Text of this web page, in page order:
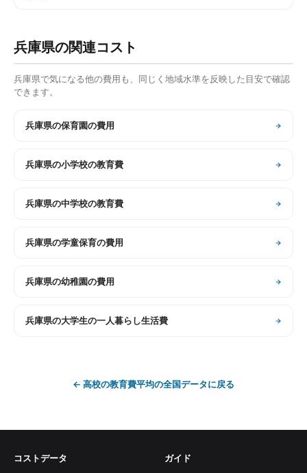
兵庫県の関連コスト
兵庫県で気になる他の費用も、同じく地域水準を反映した目安で確認
できます。
兵庫県の保育園の費用
兵庫県の小学校の教育費
兵庫県の中学校の教育費
兵庫県の学童保育の費用
兵庫県の幼稚園の費用
兵庫県の大学生の一人暮らし生活費
← 高校の教育費平均の全国データに戻る
コストデータ ガイド